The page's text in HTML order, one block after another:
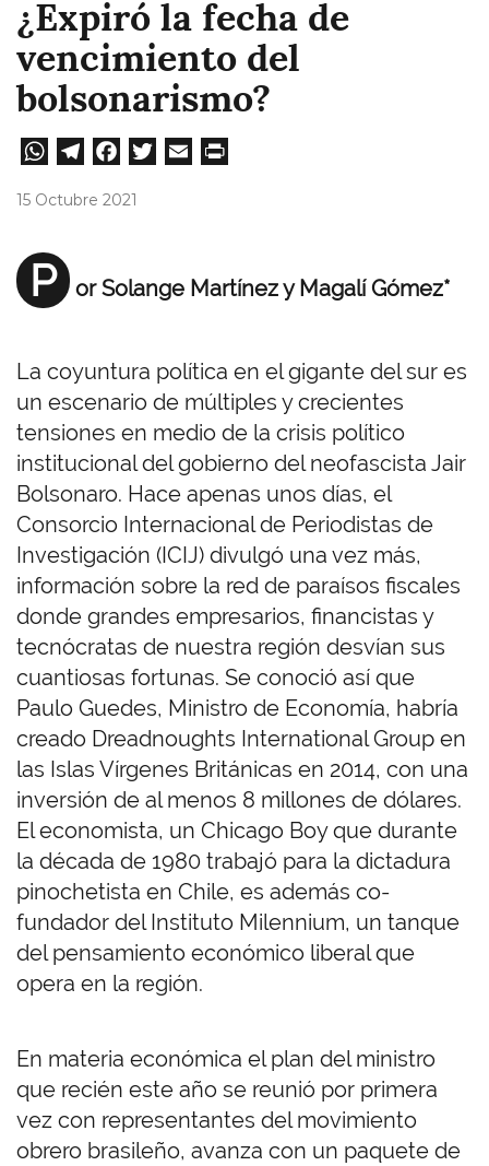
¿Expiró la fecha de
vencimiento del
bolsonarismo?
W
A
pp
Te
m
Fa
15 Octubre 2021
P or Solange Martínez y Magalí Gómez*
La coyuntura política en el gigante del sur es
un escenario de múltiples y crecientes
tensiones en medio de la crisis político
institucional del gobierno del neofascista Jair
Bolsonaro. Hace apenas unos días, el
Consorcio Internacional de Periodistas de
Investigación (ICIJ) divulgó una vez más,
información sobre la red de paraísos fiscales
donde grandes empresarios, financistas y
tecnócratas de nuestra región desvían sus
cuantiosas fortunas. Se conoció así que
Paulo Guedes, Ministro de Economía, habría
creado Dreadnoughts International Group en
las Islas Vírgenes Británicas en 2014, con una
inversión de al menos 8 millones de dólares.
El economista, un Chicago Boy que durante
la década de 1980 trabajó para la dictadura
pinochetista en Chile, es además co-
fundador del Instituto Milennium, un tanque
del pensamiento económico liberal que
opera en la región.
En materia económica el plan del ministro
que recién este año se reunió por primera
vez con representantes del movimiento
obrero brasileño, avanza con un paquete de